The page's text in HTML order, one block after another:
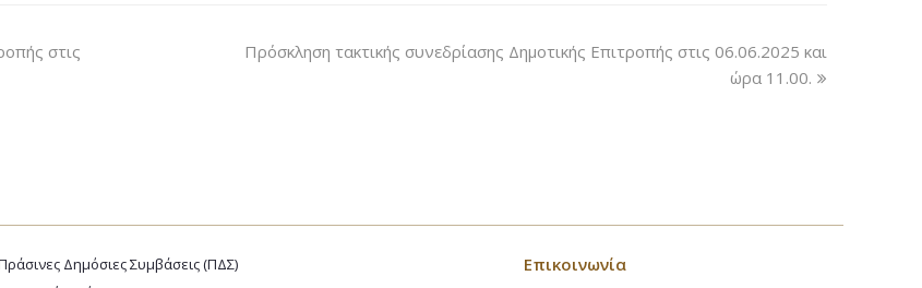
στις
Πρόσκληση τακτικής συνεδρίασης Δημοτικής Επιτροπής στις 06.06.2025 και
ώρα 11.00.
Δημόσιες Συμβάσεις (ΠΔΣ)
Επικοινωνία